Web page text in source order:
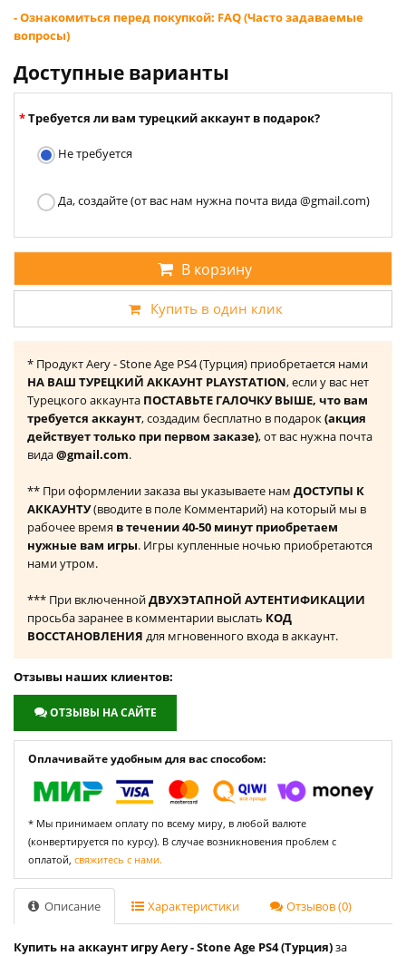
- Ознакомиться перед покупкой: FAQ (Часто задаваемые
вопросы)
Доступные варианты
Требуется ли вам турецкий аккаунт в подарок?
Не требуется
Да, создайте (от вас нам нужна почта вида @gmail.com)
В корзину
Купить в один клик
* Продукт Aery - Stone Age PS4 (Турция) приобретается нами
НА ВАШ ТУРЕЦКИЙ АККАУНТ PLAYSTATION, если у вас нет
Турецкого аккаунта ПОСТАВЬТЕ ГАЛОЧКУ ВЫШЕ, что вам
требуется аккаунт, создадим бесплатно в подарок(акция
действует только при первом заказе), от вас нужна почта
вида@gmail.com.
** При оформлении заказа вы указываете нам ДОСТУПЫ К
АККАУНТУ(вводите в поле Комментарий) на который мы в
рабочее время в течении 40-50 минут приобретаем
нужные вам игры. Игры купленные ночью приобретаются
нами утром.
*** При включеннойДВУХЭТАПНОЙ АУТЕНТИФИКАЦИИ
просьба заранее в комментарии выслать КОД
ВОССТАНОВЛЕНИЯ для мгновенного входа в аккаунт.
Отзывы наших клиентов:
ОТЗЫВЫ НА САЙТЕ
Оплачивайте удобным для вас способом:
* Мы принимаем оплату по всему миру, в любой валюте
(конвертируется по курсу). В случае возникновения проблем с
оплатой, свяжитесь с нами.
Описание Характеристики Отзывов (0)
Купить на аккаунт игру Aery - Stone Age PS4 (Турция)за